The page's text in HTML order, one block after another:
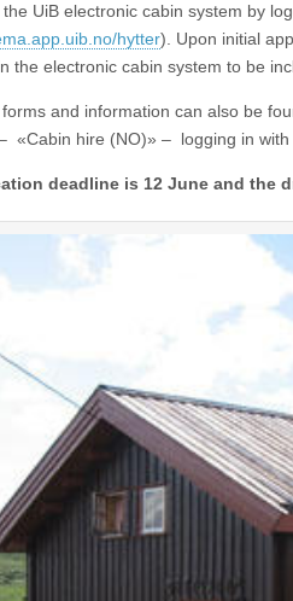
UiB electronic cabin system by
hytter). Upon initial
the electronic cabin system to be
and information can also be
«Cabin hire (NO)» – logging in
deadline is 12 June and the